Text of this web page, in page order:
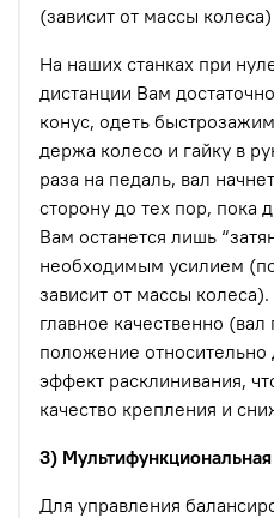
(зависит от массы колеса)
На наших станках при
дистанции Вам
конус, одеть
держа колесо и гайку в
раза на педаль, вал
сторону до тех пор, пока
Вам останется лишь
необходимым усилием
зависит от массы
главное качественно
положение относительно
эффект расклинивания,
качество крепления и
3)
Для управления